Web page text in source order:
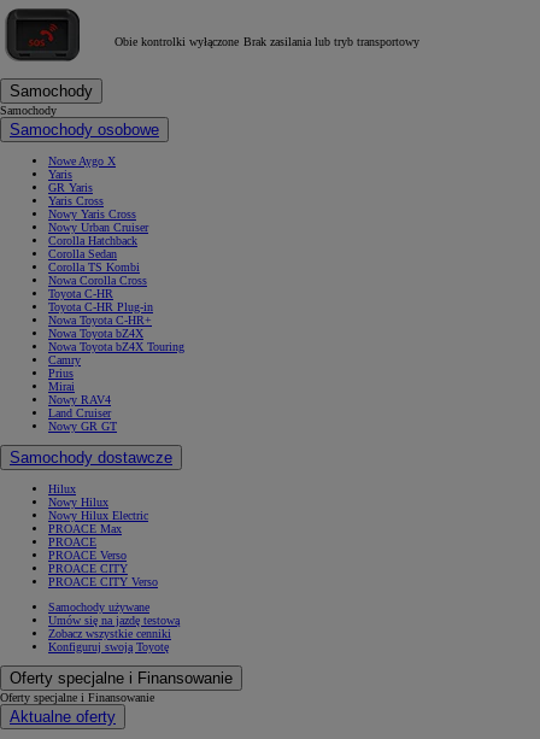
Obie kontrolki wyłączone Brak zasilania lub tryb transportowy
Samochody
Samochody
Samochody osobowe
Nowe Aygo X
Yaris
GR Yaris
Yaris Cross
Nowy Yaris Cross
Nowy Urban Cruiser
Corolla Hatchback
Corolla Sedan
Corolla TS Kombi
Nowa Corolla Cross
Toyota C-HR
Toyota C-HR Plug-in
Nowa Toyota C-HR+
Nowa Toyota bZ4X
Nowa Toyota bZ4X Touring
Camry
Prius
Mirai
Nowy RAV4
Land Cruiser
Nowy GR GT
Samochody dostawcze
Hilux
Nowy Hilux
Nowy Hilux Electric
PROACE Max
PROACE
PROACE Verso
PROACE CITY
PROACE CITY Verso
Samochody używane
Umów się na jazdę testową
Zobacz wszystkie cenniki
Konfiguruj swoją Toyotę
Oferty specjalne i Finansowanie
Oferty specjalne i Finansowanie
Aktualne oferty